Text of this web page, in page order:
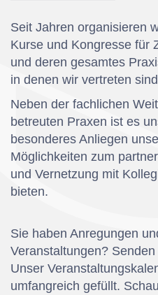
Seit Jahren organisieren
Kurse und Kongresse für
und deren gesamtes
in denen wir vertreten
Neben der fachlichen
betreuten Praxen ist es
besonderes Anliegen
Möglichkeiten zum
und Vernetzung mit
bieten.
Sie haben Anregungen
Veranstaltungen?
Unser
umfangreich gefüllt.